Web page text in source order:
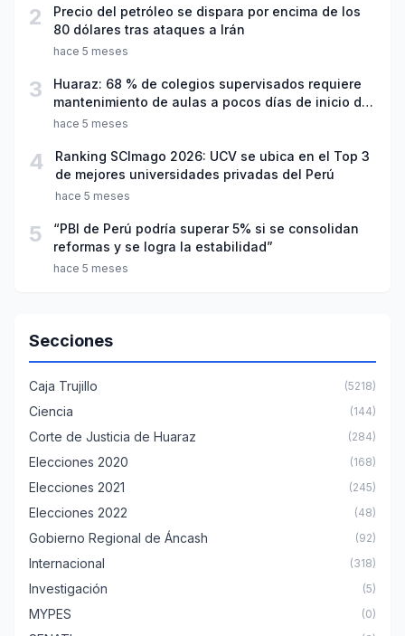
2
Precio del petróleo se dispara por encima de los
80 dólares tras ataques a Irán
hace 5 meses
3
Huaraz: 68 % de colegios supervisados requiere
mantenimiento de aulas a pocos días de inicio del
año escolar 2026
hace 5 meses
4
Ranking SCImago 2026: UCV se ubica en el Top 3
de mejores universidades privadas del Perú
hace 5 meses
5
“PBI de Perú podría superar 5% si se consolidan
reformas y se logra la estabilidad”
hace 5 meses
Secciones
Caja Trujillo (5218)
Ciencia (144)
Corte de Justicia de Huaraz (284)
Elecciones 2020 (168)
Elecciones 2021 (245)
Elecciones 2022 (48)
Gobierno Regional de Áncash (92)
Internacional (318)
Investigación (5)
MYPES (0)